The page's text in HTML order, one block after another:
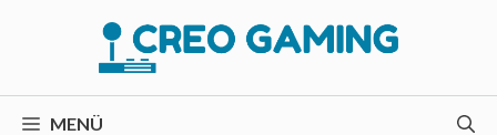
MENÜ